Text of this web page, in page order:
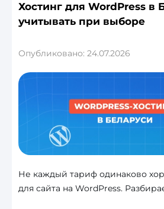
Хостинг для WordPress в
учитывать при выборе
Опубликовано: 24.07.2026
Не каждый тариф одинаково
для сайта на WordPress.